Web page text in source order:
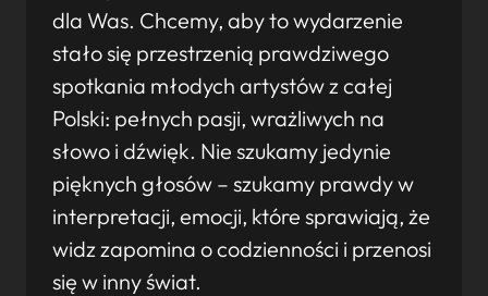
dla Was. Chcemy, aby to wydarzenie
stało się przestrzenią prawdziwego
spotkania młodych artystów z całej
Polski: pełnych pasji, wrażliwych na
słowo i dźwięk. Nie szukamy jedynie
pięknych głosów – szukamy prawdy w
interpretacji, emocji, które sprawiają, że
widz zapomina o codzienności i przenosi
się w inny świat.